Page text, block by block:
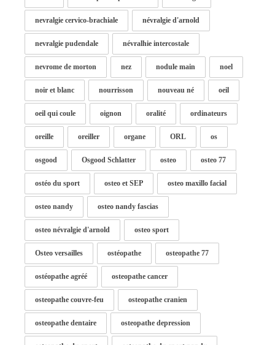
nevralgie cervico-brachiale névralgie d'arnold
nevralgie pudendale névralhie intercostale
nevrome de morton nez nodule main noel
noir et blanc nourrisson nouveau né oeil
oeil qui coule oignon oralité ordinateurs
oreille oreiller organe ORL os
osgood Osgood Schlatter osteo osteo 77
ostéo du sport osteo et SEP osteo maxillo facial
osteo nandy osteo nandy fascias
osteo névralgie d'arnold osteo sport
Osteo versailles ostéopathe osteopathe 77
ostéopathe agréé osteopathe cancer
osteopathe couvre-feu osteopathe cranien
osteopathe dentaire osteopathe depression